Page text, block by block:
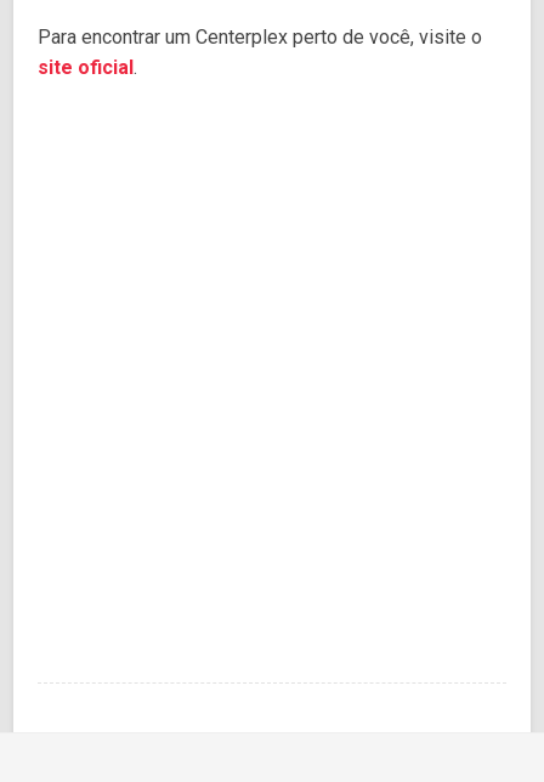
Para encontrar um Centerplex perto de você, visite o
site oficial.